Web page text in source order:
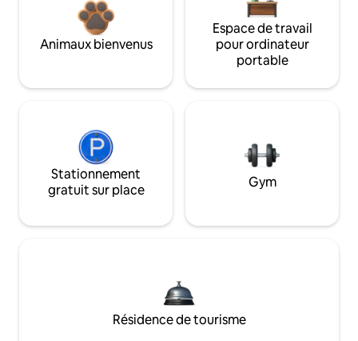
Animaux bienvenus
Espace de travail
pour ordinateur
portable
Stationnement
gratuit sur place
Gym
Résidence de tourisme